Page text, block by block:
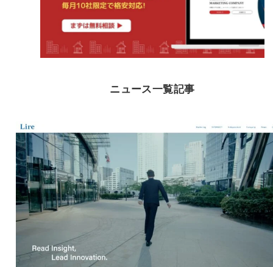
ニュース一覧記事